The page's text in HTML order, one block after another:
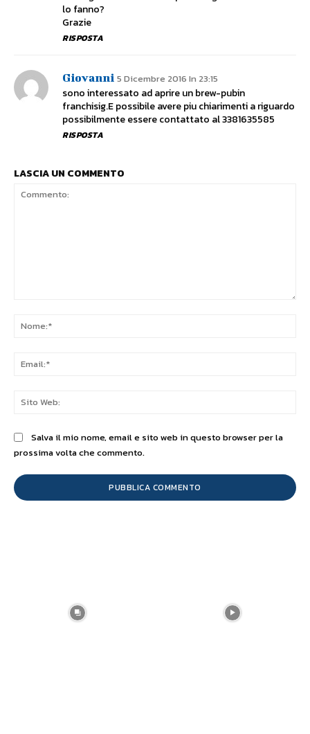
lo fanno?
Grazie
RISPOSTA
Giovanni 5 Dicembre 2016 In 23:15
sono interessato ad aprire un brew-pubin
franchisig.E possibile avere piu chiarimenti a riguardo
possibilmente essere contattato al 3381635585
RISPOSTA
LASCIA UN COMMENTO
Salva il mio nome, email e sito web in questo browser per la
prossima volta che commento.